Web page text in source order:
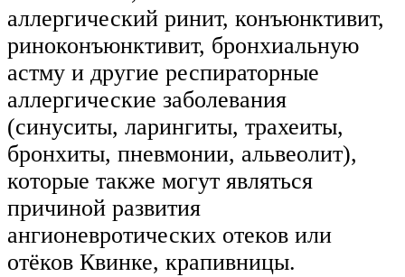
аллергический ринит, конъюнктивит,
риноконъюнктивит, бронхиальную
астму и другие респираторные
аллергические заболевания
(синуситы, ларингиты, трахеиты,
бронхиты, пневмонии, альвеолит),
которые также могут являться
причиной развития
ангионевротических отеков или
отёков Квинке, крапивницы.